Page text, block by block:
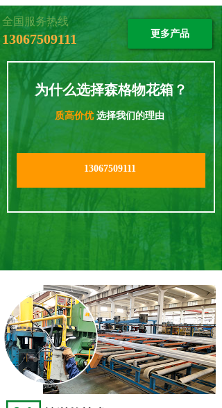
全国服务热线
13067509111 更多产品
质高价优选择我们的理由
为什么选择森格物花箱？
13067509111